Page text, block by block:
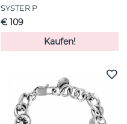
SYSTER P
€ 109
Kaufen!